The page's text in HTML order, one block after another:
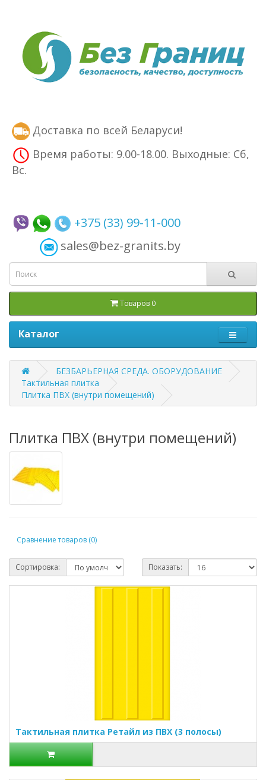
Доставка по всей Беларуси!
Время работы: 9.00-18.00. Выходные: Сб,
Вс.
+375 (33) 99-11-000
sales@bez-granits.by
Товаров 0
Каталог
БЕЗБАРЬЕРНАЯ СРЕДА. ОБОРУДОВАНИЕ
Тактильная плитка
Плитка ПВХ (внутри помещений)
Плитка ПВХ (внутри помещений)
Сравнение товаров (0)
Сортировка: Показать:
Тактильная плитка Ретайл из ПВХ (3 полосы)